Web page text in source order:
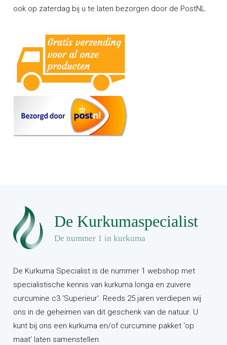
ook op zaterdag bij u te laten bezorgen door de PostNL.
De Kurkuma Specialist is de nummer 1 webshop met
specialistische kennis van kurkuma longa en zuivere
curcumine c3 'Superieur'. Reeds 25 jaren verdiepen wij
ons in de geheimen van dit geschenk van de natuur. U
kunt bij ons een kurkuma en/of curcumine pakket 'op
maat' laten samenstellen.